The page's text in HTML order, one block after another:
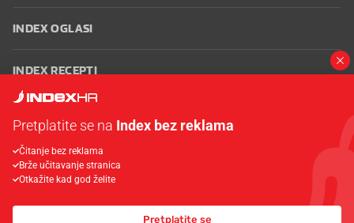
INDEX OGLASI
INDEX RECEPTI
Oglašavanje Zaposli se na Indexu
korištenja
Postavke kolačića
Pretplatite se na Index bez reklama
Čitanje bez reklama
Brže učitavanje stranica
Otkažite kad god želite
Pretplatite se